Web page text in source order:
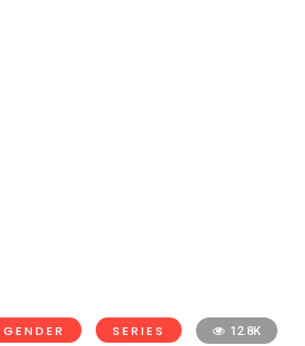
GENDER SERIES 12.8K